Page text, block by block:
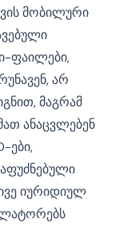
მობილური
ფაილები,
არ
მაგრამ
ანაცვლებენ
ები,
იურიდიულ